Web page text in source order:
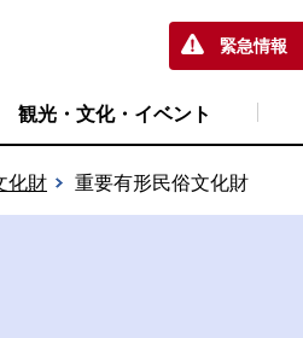
緊急情報
観光・文化・イベント
化財 重要有形民俗文化財